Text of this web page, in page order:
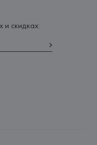
и скидках: